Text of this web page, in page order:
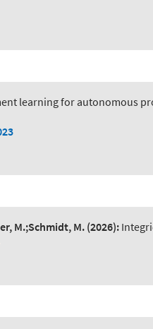
learning for autonomous
M.;Schmidt, M. (2026):